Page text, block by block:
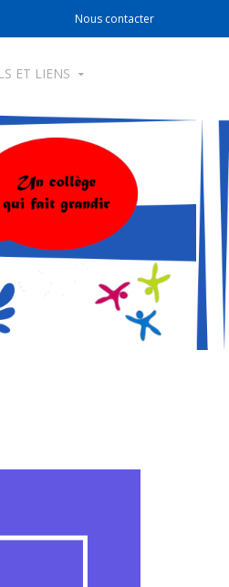
Nous contacter
ET LIENS